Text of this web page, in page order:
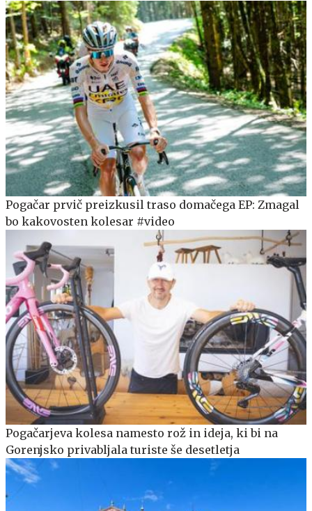
Pogačar prvič preizkusil traso domačega EP: Zmagal
bo kakovosten kolesar #video
Pogačarjeva kolesa namesto rož in ideja, ki bi na
Gorenjsko privabljala turiste še desetletja